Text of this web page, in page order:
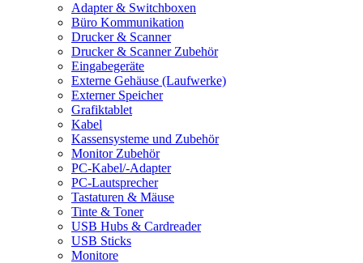
Adapter & Switchboxen
Büro Kommunikation
Drucker & Scanner
Drucker & Scanner Zubehör
Eingabegeräte
Externe Gehäuse (Laufwerke)
Externer Speicher
Grafiktablet
Kabel
Kassensysteme und Zubehör
Monitor Zubehör
PC-Kabel/-Adapter
PC-Lautsprecher
Tastaturen & Mäuse
Tinte & Toner
USB Hubs & Cardreader
USB Sticks
Monitore